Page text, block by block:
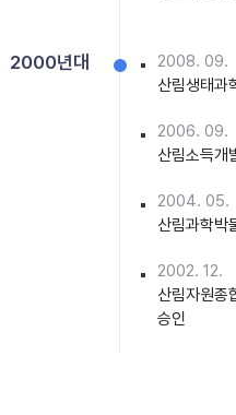
2000년대
2008. 09.
산림생태과
2006. 09.
산림소득개
2004. 05.
산림과학박
2002. 12.
산림자원종
승인